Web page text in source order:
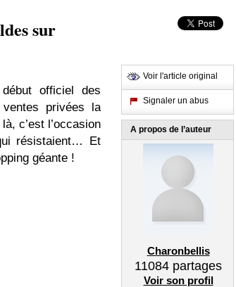
sur
officiel des
privées la
c’est l’occasion
résistaient… Et
géante !
Voir l'article original
Signaler un abus
A propos de l’auteur
Charonbellis
11084 partages
Voir son profil